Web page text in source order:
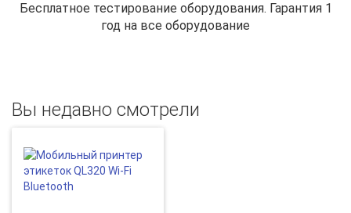
Бесплатное тестирование оборудования. Гарантия 1
год на все оборудование
Вы недавно смотрели